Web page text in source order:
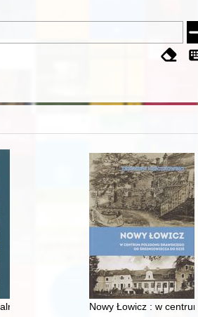
mieszczaństwa w 2. poł. XIX w
synów szlacheckich w XVI-wiecznej
Nowy Łowicz : w